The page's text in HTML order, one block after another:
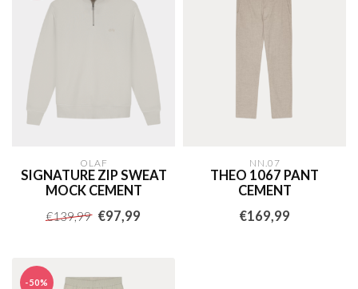
OLAF
SIGNATURE ZIP SWEAT
MOCK CEMENT
€139,99 €97,99
NN.07
THEO 1067 PANT
CEMENT
€169,99
-50%